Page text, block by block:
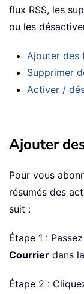
flux RSS, les
ou les
Ajouter des
Supprimer
Activer /
Ajouter
Pour vous
résumés des
suit :
Étape 1 :
Courrier dans
Étape 2 :